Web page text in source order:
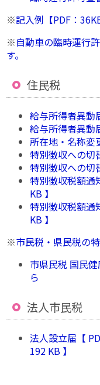
※記入例【PDF：
※自動車の臨時運行
す。
住民税
給与所得者異動
給与所得者異動
所在地・名称変
特別徴収への切
特別徴収への切
特別徴収税額通
KB 】
特別徴収税額通
KB 】
※市民税・県民税の
市県民税 国民
ら
法人市民税
法人設立届【
192 KB 】